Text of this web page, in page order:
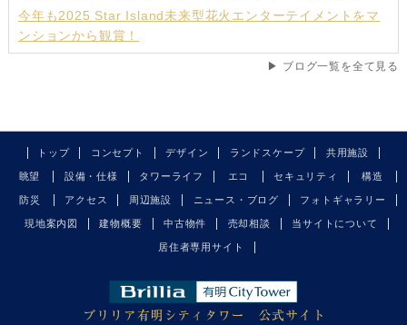
今年も2025 Star Island未来型花火エンターテイメントをマ
ンションから観賞！
▶ ブログ一覧を全て見る
トップ コンセプト デザイン ランドスケープ 共用施設
眺望 設備・仕様 タワーライフ エコ セキュリティ 構造
防災 アクセス 周辺施設 ニュース・ブログ フォトギャラリー
現地案内図 建物概要 中古物件 売却相談 当サイトについて
居住者専用サイト